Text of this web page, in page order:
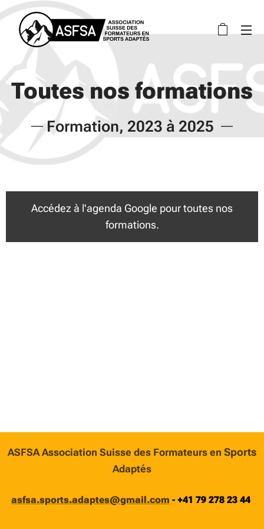
Toutes nos formations
Formation, 2023 à 2025
Accédez à l'agenda Google pour toutes nos
formations.
ASFSA Association Suisse des Formateurs en Sports
Adaptés
asfsa.sports.adaptes@gmail.com - +41 79 278 23 44